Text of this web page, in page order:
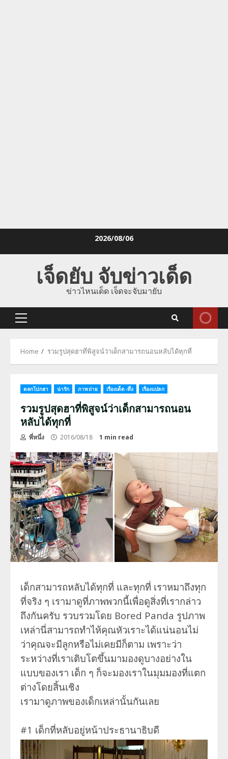
2026/08/06
เจ็ดยับ จับข่าวเด็ด
ข่าวไหนเด็ด เจ็ดจะจับมายับ
Primary
Home รวมรูปสุดฮาที่พิสูจน์ว่าเด็กสามารถนอนหลับได้ทุกที่
ตลกโปกฮา น่ารัก ภาพถ่าย เรื่องเด็ด-ทึ่ง เรื่องแปลก
รวมรูปสุดฮาที่พิสูจน์ว่าเด็กสามารถนอน
หลับได้ทุกที่
พี่หนึ่ง 2016/08/18 1 min read
เด็กสามารถหลับได้ทุกที่ และทุกที่ เราหมาถึงทุก
ที่จริง ๆ เรามาดูที่ภาพพวกนี้เพื่อดูสิ่งที่เรากล่าว
ถึงกันครับ รวบรวมโดย Bored Panda รูปภาพ
เหล่านี่สามารถทำไห้คุณหัวเราะได้แน่นอนไม่
ว่าคุณจะมีลูกหรือไม่เคยมีก็ตาม เพราะว่า
ระหว่างที่เราเติบโตขึ้นมามองดูบางอย่างใน
แบบของเรา เด็ก ๆ ก็จะมองเราในมุมมองที่แตก
ต่างโดยสิ้นเชิง
เรามาดูภาพของเด็กเหล่านั้นกันเลย
#1 เด็กที่หลับอยู่หน้าประธานาธิบดี